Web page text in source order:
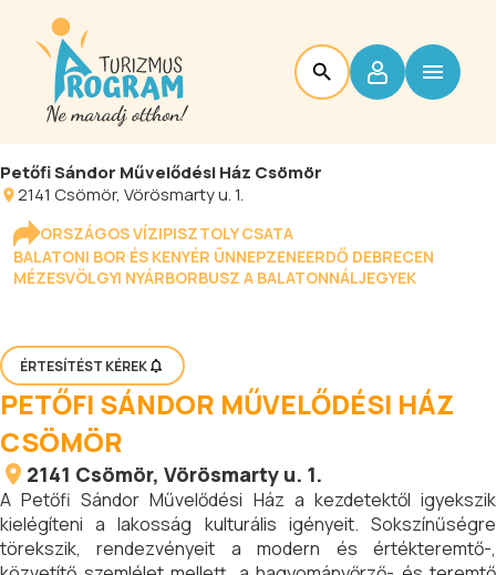
Petőfi Sándor Művelődési Ház Csömör
2141 Csömör, Vörösmarty u. 1.
ORSZÁGOS VÍZIPISZTOLY CSATA
BALATONI BOR ÉS KENYÉR ÜNNEPZENEERDŐ DEBRECEN
MÉZESVÖLGYI NYÁRBORBUSZ A BALATONNÁLJEGYEK
ÉRTESÍTÉST KÉREK
PETŐFI SÁNDOR MŰVELŐDÉSI HÁZ
CSÖMÖR
2141 Csömör, Vörösmarty u. 1.
A Petőfi Sándor Művelődési Ház a kezdetektől igyekszik
kielégíteni a lakosság kulturális igényeit. Sokszínűségre
törekszik, rendezvényeit a modern és értékteremtő-,